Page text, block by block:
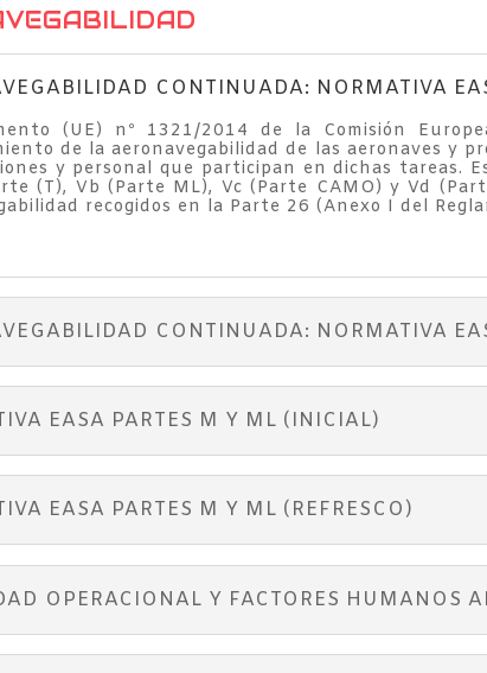
CONTINUADA: NORMATIVA
(UE) nº 1321/2014 de la Comisión
de la aeronavegabilidad de las aeronaves y
y personal que participan en dichas tareas.
(T), Vb (Parte ML), Vc (Parte CAMO) y Vd
recogidos en la Parte 26 (Anexo I del
CONTINUADA: NORMATIVA
EASA PARTES M Y ML (INICIAL)
EASA PARTES M Y ML (REFRESCO)
OPERACIONAL Y FACTORES HUMANOS